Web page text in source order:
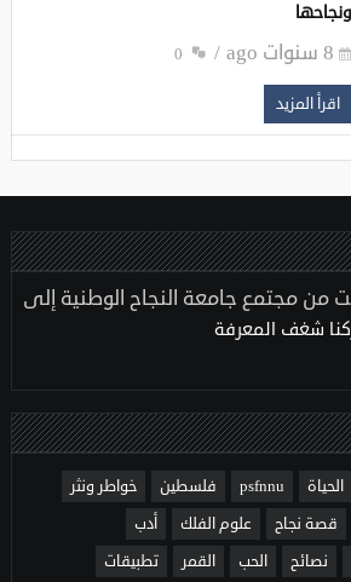
ونجاحها
8 سنوات ago 0
اقرأ المزيد
من مجتمع جامعة النجاح الوطنية إلى
شغف المعرفة
الحياة psfnnu فلسطين
خواطر ونثر
قصة نجاح علوم الفلك
أدب
نصائح الحب القمر
تطبيقات